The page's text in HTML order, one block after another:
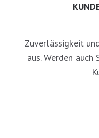
Zuverlässigkeit
aus. Werden auch